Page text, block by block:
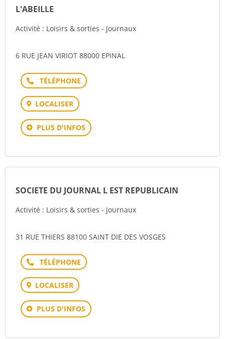
L'ABEILLE
Activité : Loisirs & sorties - Journaux
6 RUE JEAN VIRIOT 88000 EPINAL
Téléphone
LOCALISER
PLUS D'INFOS
SOCIETE DU JOURNAL L EST REPUBLICAIN
Activité : Loisirs & sorties - Journaux
31 RUE THIERS 88100 SAINT DIE DES VOSGES
Téléphone
LOCALISER
PLUS D'INFOS